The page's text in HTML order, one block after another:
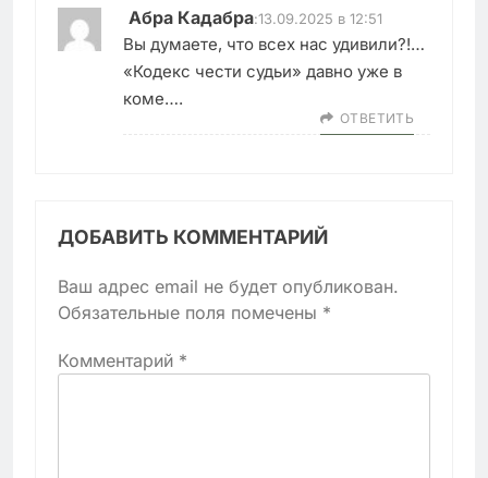
Абра Кадабра:13.09.2025 в 12:51
Вы думаете, что всех нас удивили?!…
«Кодекс чести судьи» давно уже в
коме….
ОТВЕТИТЬ
ДОБАВИТЬ КОММЕНТАРИЙ
Ваш адрес email не будет опубликован.
Обязательные поля помечены *
Комментарий *